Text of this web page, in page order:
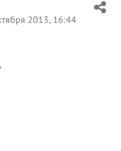
2013, 16:44